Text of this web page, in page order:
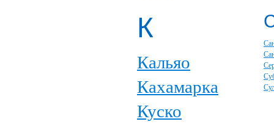
К
Кальяо
Кахамарка
Куско